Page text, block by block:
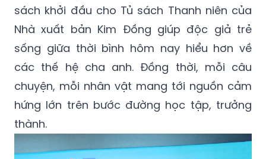
sách khởi đầu cho Tủ sách Thanh niên của
Nhà xuất bản Kim Đồng giúp độc giả trẻ
sống giữa thời bình hôm nay hiểu hơn về
các thế hệ cha anh. Đồng thời, mỗi câu
chuyện, mỗi nhân vật mang tới nguồn cảm
hứng lớn trên bước đường học tập, trưởng
thành.